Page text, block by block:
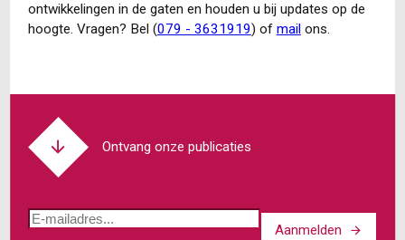
ontwikkelingen in de gaten en houden u bij updates op de
hoogte. Vragen? Bel (079 - 3631919) of mailons.
Ontvang onze publicaties
E-
Aanmelden